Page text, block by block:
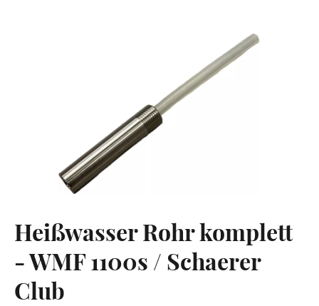
Heißwasser Rohr komplett
- WMF 1100s / Schaerer
Club